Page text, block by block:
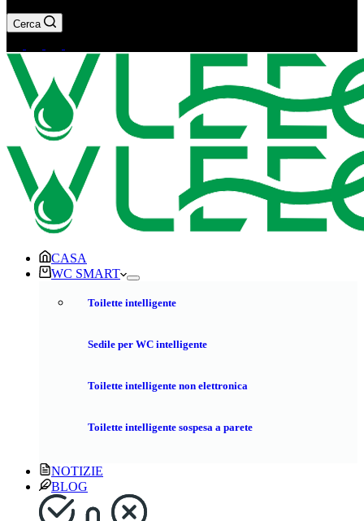
Cerca
CASA
WC SMART
Toilette intelligente
Sedile per WC intelligente
Toilette intelligente non elettronica
Toilette intelligente sospesa a parete
NOTIZIE
BLOG